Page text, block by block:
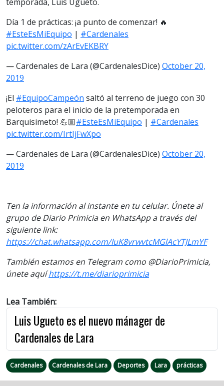
Día 1 de prácticas: ¡a punto de comenzar! 🔥
#EsteEsMiEquipo | #Cardenales
pic.twitter.com/zArEvEKBRY
— Cardenales de Lara (@CardenalesDice) October 20,
2019
¡El #EquipoCampeón saltó al terreno de juego con 30
peloteros para el inicio de la pretemporada en
Barquisimeto! 💪🏼#EsteEsMiEquipo | #Cardenales
pic.twitter.com/IrtIjFwXpo
— Cardenales de Lara (@CardenalesDice) October 20,
2019
Ten la información al instante en tu celular. Únete al
grupo de Diario Primicia en WhatsApp a través del
siguiente link:
https://chat.whatsapp.com/IuK8vrwvtcMGlAcYTJLmYF
También estamos en Telegram como @DiarioPrimicia,
únete aquíhttps://t.me/diarioprimicia
Lea También:
Luis Ugueto es el nuevo mánager de
Cardenales de Lara
Cardenales Cardenales de Lara Deportes Lara prácticas